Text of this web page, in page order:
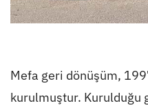
Mefa geri dönüşüm,
kurulmuştur. Kurulduğu